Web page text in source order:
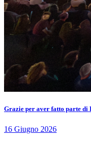
Grazie per aver fatto parte
16 Giugno 2026